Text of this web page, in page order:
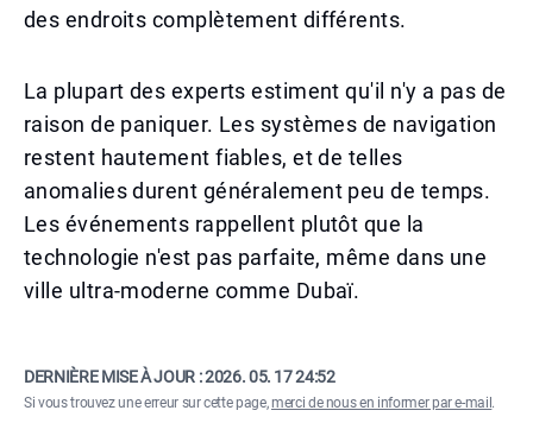
des endroits complètement différents.
La plupart des experts estiment qu'il n'y a pas de
raison de paniquer. Les systèmes de navigation
restent hautement fiables, et de telles
anomalies durent généralement peu de temps.
Les événements rappellent plutôt que la
technologie n'est pas parfaite, même dans une
ville ultra-moderne comme Dubaï.
DERNIÈRE MISE À JOUR :2026. 05. 17 24:52
Si vous trouvez une erreur sur cette page,merci de nous en informer par e-mail .